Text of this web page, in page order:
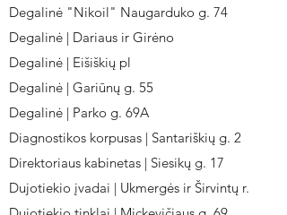
Degalinė "Nikoil" Naugarduko g. 74
Degalinė | Dariaus ir Girėno
Degalinė | Eišiškių pl
Degalinė | Gariūnų g. 55
Degalinė | Parko g. 69A
Diagnostikos korpusas | Santariškių g. 2
Direktoriaus kabinetas | Siesikų g. 17
Dujotiekio įvadai | Ukmergės ir Širvintų r.